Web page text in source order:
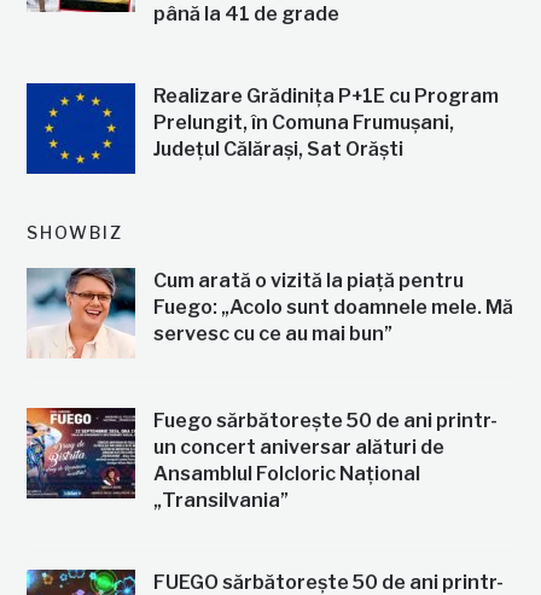
până la 41 de grade
Realizare Grădinița P+1E cu Program
Prelungit, în Comuna Frumușani,
Județul Călărași, Sat Orăști
SHOWBIZ
Cum arată o vizită la piață pentru
Fuego: „Acolo sunt doamnele mele. Mă
servesc cu ce au mai bun”
Fuego sărbătorește 50 de ani printr-
un concert aniversar alături de
Ansamblul Folcloric Național
„Transilvania”
FUEGO sărbătorește 50 de ani printr-